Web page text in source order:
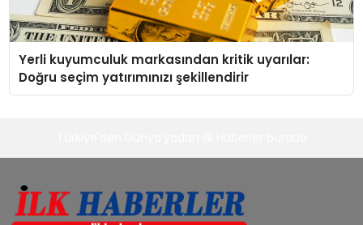
Yerli kuyumculuk markasından kritik uyarılar:
Doğru seçim yatırımınızı şekillendirir